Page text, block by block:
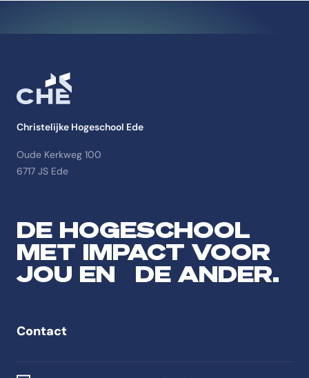
Christelijke Hogeschool Ede
Oude Kerkweg 100
6717 JS Ede
DE HOGESCHOOL
MET IMPACT VOOR
JOU EN DE ANDER.
Contact